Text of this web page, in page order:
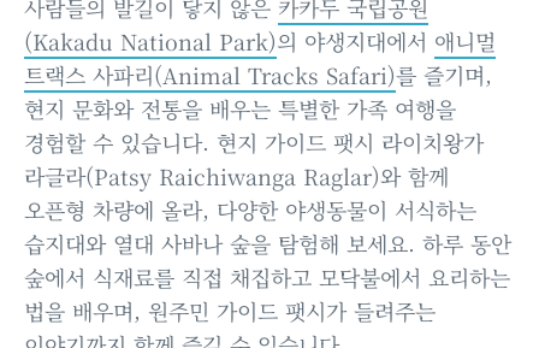
사람들의 발길이 닿지 않은 카카두 국립공원
(Kakadu National Park)의 야생지대에서 애니멀
트랙스 사파리(Animal Tracks Safari)를 즐기며,
현지 문화와 전통을 배우는 특별한 가족 여행을
경험할 수 있습니다. 현지 가이드 팻시 라이치왕가
라글라(Patsy Raichiwanga Raglar)와 함께
오픈형 차량에 올라, 다양한 야생동물이 서식하는
습지대와 열대 사바나 숲을 탐험해 보세요. 하루 동안
숲에서 식재료를 직접 채집하고 모닥불에서 요리하는
법을 배우며, 원주민 가이드 팻시가 들려주는